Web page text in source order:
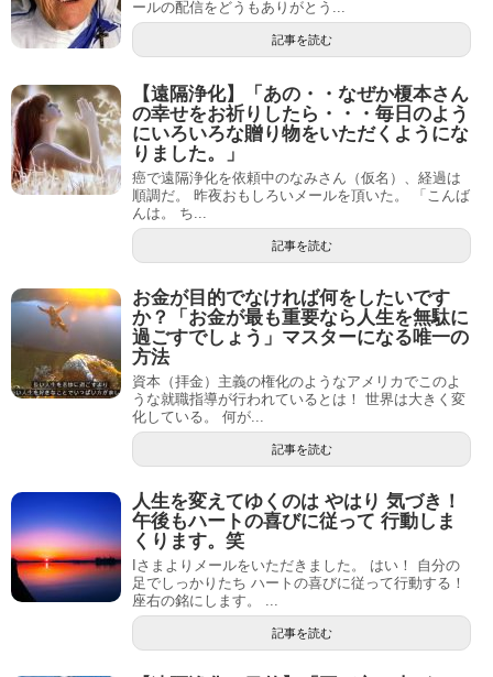
ールの配信をどうもありがとう...
記事を読む
【遠隔浄化】「あの・・なぜか榎本さん
の幸せをお祈りしたら・・・毎日のよう
にいろいろな贈り物をいただくようにな
りました。」
癌で遠隔浄化を依頼中のなみさん（仮名）、経過は
順調だ。 昨夜おもしろいメールを頂いた。 「こんば
んは。 ち...
記事を読む
お金が目的でなければ何をしたいです
か？「お金が最も重要なら人生を無駄に
過ごすでしょう」マスターになる唯一の
方法
資本（拝金）主義の権化のようなアメリカでこのよ
うな就職指導が行われているとは！ 世界は大きく変
化している。 何が...
記事を読む
人生を変えてゆくのは やはり 気づき！
午後もハートの喜びに従って 行動しま
くります。笑
Iさまよりメールをいただきました。 はい！ 自分の
足でしっかりたち ハートの喜びに従って行動する！
座右の銘にします。 ...
記事を読む